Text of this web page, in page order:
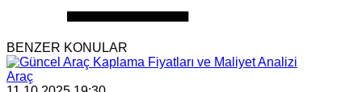
BENZER KONULAR
Araç